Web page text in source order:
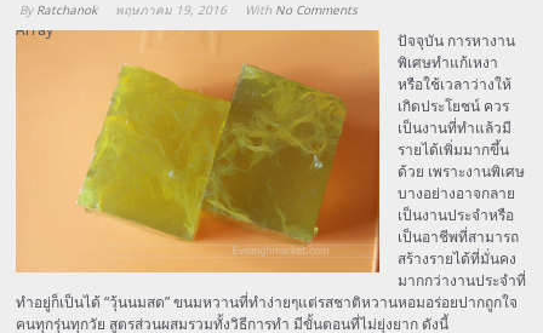
By Ratchanok พฤษภาคม 19, 2016 With No Comments
Array
ปัจจุบัน การหางาน
พิเศษทำแก้เหงา
หรือใช้เวลาว่างให้
เกิดประโยชน์ ควร
เป็นงานที่ทำแล้วมี
รายได้เพิ่มมากขึ้น
ด้วย เพราะงานพิเศษ
บางอย่างอาจกลาย
เป็นงานประจำหรือ
เป็นอาชีพที่สามารถ
สร้างรายได้ที่มั่นคง
มากกว่างานประจำที่
ทำอยู่ก็เป็นได้ “วุ้นนมสด” ขนมหวานที่ทำง่ายๆแต่รสชาติหวานหอมอร่อยปากถูกใจ
คนทุกรุ่นทุกวัย สูตรส่วนผสมรวมทั้งวิธีการทำ มีขั้นตอนที่ไม่ยุ่งยาก ดังนี้